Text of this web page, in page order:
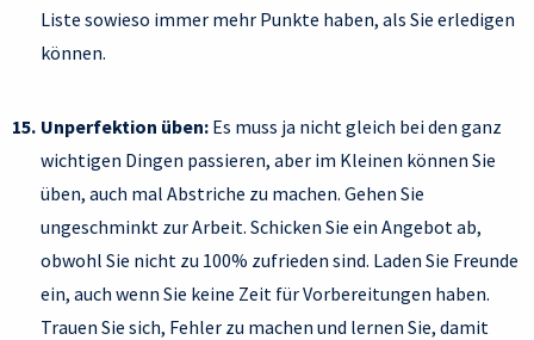
Liste sowieso immer mehr Punkte haben, als Sie erledigen
können.
Unperfektion üben: Es muss ja nicht gleich bei den ganz
wichtigen Dingen passieren, aber im Kleinen können Sie
üben, auch mal Abstriche zu machen. Gehen Sie
ungeschminkt zur Arbeit. Schicken Sie ein Angebot ab,
obwohl Sie nicht zu 100% zufrieden sind. Laden Sie Freunde
ein, auch wenn Sie keine Zeit für Vorbereitungen haben.
Trauen Sie sich, Fehler zu machen und lernen Sie, damit